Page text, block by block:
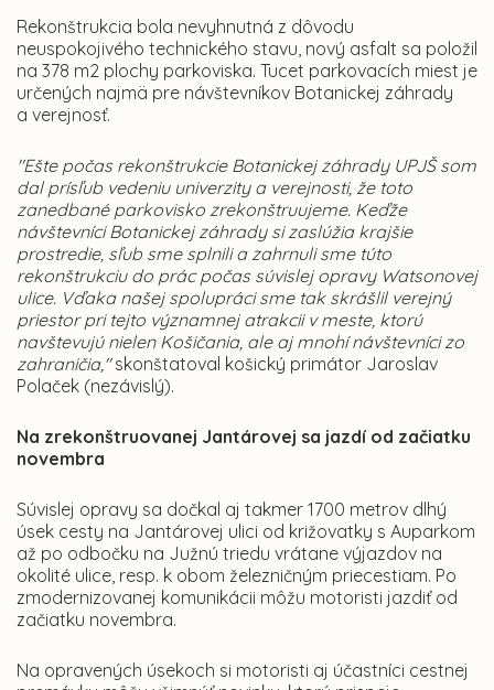
Rekonštrukcia bola nevyhnutná z dôvodu
neuspokojivého technického stavu, nový asfalt sa položil
na 378 m2 plochy parkoviska. Tucet parkovacích miest je
určených najmä pre návštevníkov Botanickej záhrady
a verejnosť.
"Ešte počas rekonštrukcie Botanickej záhrady UPJŠ som
dal prísľub vedeniu univerzity a verejnosti, že toto
zanedbané parkovisko zrekonštruujeme. Keďže
návštevníci Botanickej záhrady si zaslúžia krajšie
prostredie, sľub sme splnili a zahrnuli sme túto
rekonštrukciu do prác počas súvislej opravy Watsonovej
ulice. Vďaka našej spolupráci sme tak skrášlil verejný
priestor pri tejto významnej atrakcii v meste, ktorú
navštevujú nielen Košičania, ale aj mnohí návštevníci zo
zahraničia,"skonštatoval košický primátor Jaroslav
Polaček (nezávislý).
Na zrekonštruovanej Jantárovej sa jazdí od začiatku
novembra
Súvislej opravy sa dočkal aj takmer 1700 metrov dlhý
úsek cesty na Jantárovej ulici od križovatky s Auparkom
až po odbočku na Južnú triedu vrátane výjazdov na
okolité ulice, resp. k obom železničným priecestiam. Po
zmodernizovanej komunikácii môžu motoristi jazdiť od
začiatku novembra.
Na opravených úsekoch si motoristi aj účastníci cestnej